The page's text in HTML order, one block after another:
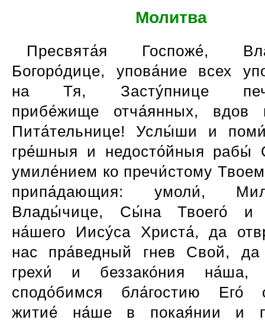
Молитва
Пресвята́я Госпоже́,
Богоро́дице, упова́ние всех
на Тя, Засту́пнице
прибе́жище отча́янных, вдов
Пита́тельнице! Услы́ши и
гре́шныя и недосто́йныя рабы́
умиле́нием ко пречи́стому
припа́дающия: умоли́,
Влады́чице, Сы́на Твоего́ и
на́шего Иису́са Христа́, да
нас пра́ведный гнев Свой, да
грехи́ и беззако́ния
сподо́бимся бла́гостию Его́
житие́ на́ше в покая́нии и